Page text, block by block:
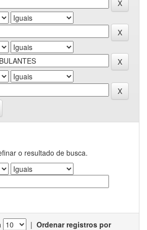
o resultado de busca.
| Ordenar registros por